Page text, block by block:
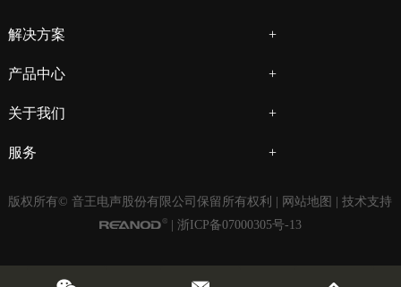
解决方案
产品中心
关于我们
服务
版权所有© 音王电声股份有限公司保留所有权利 | 网站地图
| 技术支持
浙ICP备07000305号-13